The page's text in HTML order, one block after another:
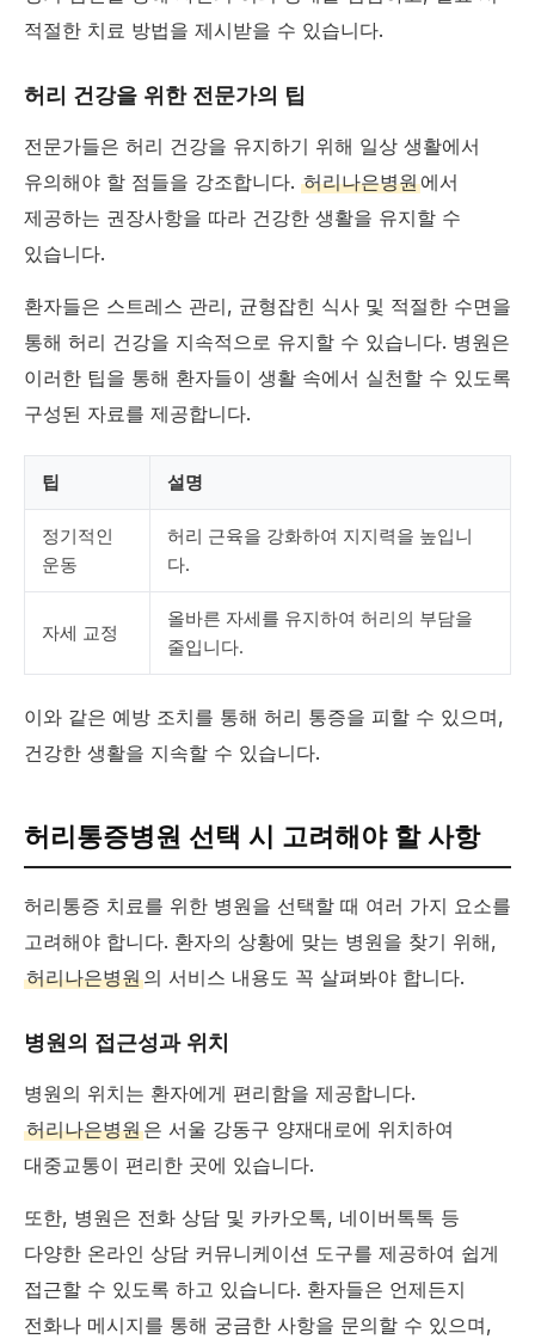
적절한 치료 방법을 제시받을 수 있습니다.
허리 건강을 위한 전문가의 팁
전문가들은 허리 건강을 유지하기 위해 일상 생활에서
유의해야 할 점들을 강조합니다. 허리나은병원에서
제공하는 권장사항을 따라 건강한 생활을 유지할 수
있습니다.
환자들은 스트레스 관리, 균형잡힌 식사 및 적절한 수면을
통해 허리 건강을 지속적으로 유지할 수 있습니다. 병원은
이러한 팁을 통해 환자들이 생활 속에서 실천할 수 있도록
구성된 자료를 제공합니다.
팁 설명
정기적인
운동
허리 근육을 강화하여 지지력을 높입니
다.
자세 교정
올바른 자세를 유지하여 허리의 부담을
줄입니다.
이와 같은 예방 조치를 통해 허리 통증을 피할 수 있으며,
건강한 생활을 지속할 수 있습니다.
허리통증병원 선택 시 고려해야 할 사항
허리통증 치료를 위한 병원을 선택할 때 여러 가지 요소를
고려해야 합니다. 환자의 상황에 맞는 병원을 찾기 위해,
허리나은병원의 서비스 내용도 꼭 살펴봐야 합니다.
병원의 접근성과 위치
병원의 위치는 환자에게 편리함을 제공합니다.
허리나은병원은 서울 강동구 양재대로에 위치하여
대중교통이 편리한 곳에 있습니다.
또한, 병원은 전화 상담 및 카카오톡, 네이버톡톡 등
다양한 온라인 상담 커뮤니케이션 도구를 제공하여 쉽게
접근할 수 있도록 하고 있습니다. 환자들은 언제든지
전화나 메시지를 통해 궁금한 사항을 문의할 수 있으며,